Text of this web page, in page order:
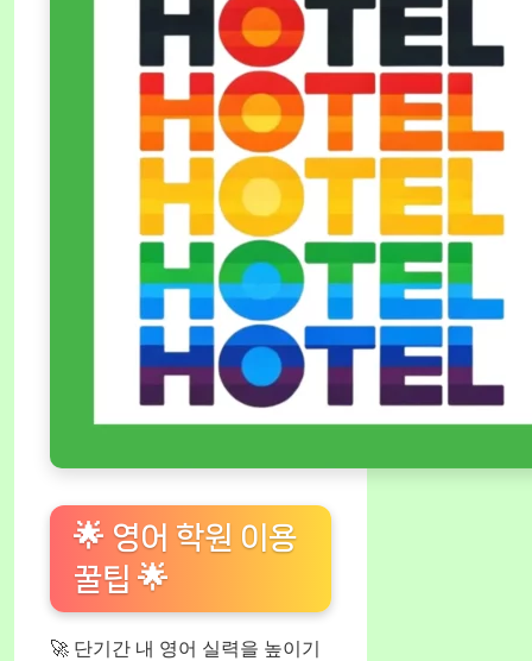
🌟 영어 학원 이용
꿀팁 🌟
🚀 단기간 내 영어 실력을 높이기